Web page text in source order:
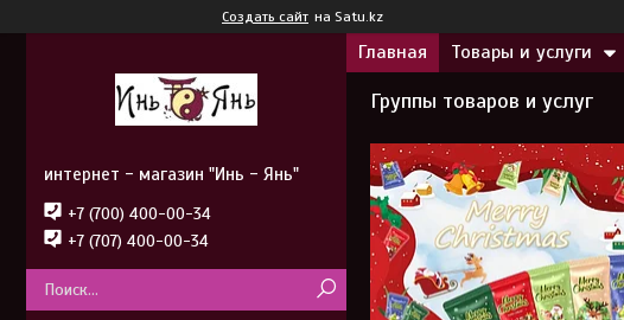
Создать сайт на Satu.kz
Главная Товары и услуги
Группы товаров и услуг
интернет - магазин "Инь - Янь"
+7 (700) 400-00-34
+7 (707) 400-00-34